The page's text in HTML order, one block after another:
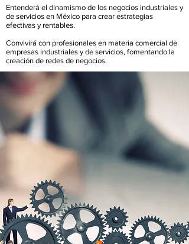
Entenderá el dinamismo de los negocios industriales y
de servicios en México para crear estrategias
efectivas y rentables.
Convivirá con profesionales en materia comercial de
empresas industriales y de servicios, fomentando la
creación de redes de negocios.